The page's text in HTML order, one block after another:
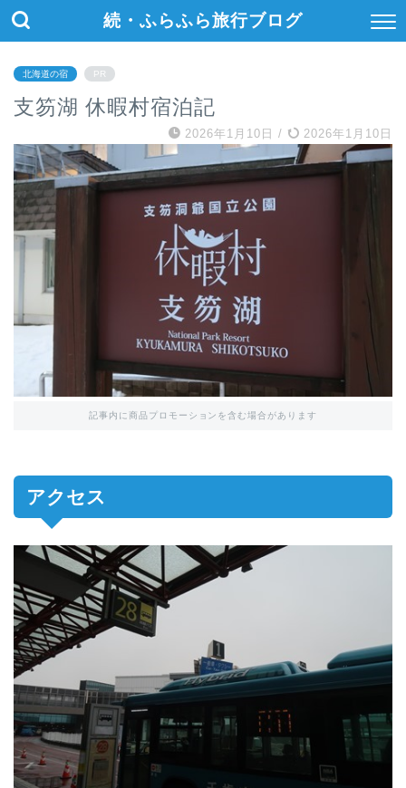
続・ふらふら旅行ブログ
北海道の宿 PR
支笏湖 休暇村宿泊記
2026年1月10日 / 2026年1月10日
記事内に商品プロモーションを含む場合があります
アクセス